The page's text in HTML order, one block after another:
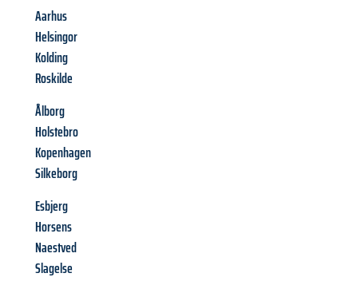
Aarhus
Helsingor
Kolding
Roskilde
Ålborg
Holstebro
Kopenhagen
Silkeborg
Esbjerg
Horsens
Naestved
Slagelse